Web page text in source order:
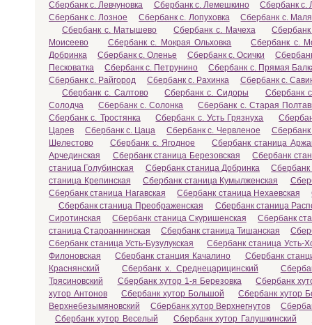
Сбербанк с. Левчуновка
Сбербанк с. Лемешкино
Сбербанк с.
Сбербанк с. Лозное
Сбербанк с. Лопуховка
Сбербанк с.
Сбербанк с. Матышево
Сбербанк с. Мачеха
Моисеево
Сбербанк с. Мокрая Ольховка
Сбербанк с.
Добринка
Сбербанк с. Оленье Сбербанк с. Осички
Песковатка
Сбербанк с. Петрунино
Сбербанк с. Прямая
Сбербанк с. Райгород
Сбербанк с. Рахинка
Сбербанк с.
Сбербанк с. Салтово
Сбербанк с. Сидоры
Сбербанк
Солодча
Сбербанк с. Солонка
Сбербанк с. Старая
Сбербанк с. Тростянка
Сбербанк с. Усть Грязнуха
Царев
Сбербанк с. Цаца Сбербанк с. Червленое
Сбербанк
Шелестово
Сбербанк с. Ягодное
Сбербанк станица
Арчединская
Сбербанк станица Березовская
Сбербанк
станица Голубинская
Сбербанк станица Добринка
Сбербанк
станица Крепинская
Сбербанк станица Кумылженская
Сбербанк станица Нагавская
Сбербанк станица Нехаевская
Сбербанк станица Преображенская
Сбербанк станица
Сиротинская
Сбербанк станица Скуришенская
Сбербанк
станица Староаннинская
Сбербанк станица Тишанская
Сбербанк станица Усть-Бузулукская
Сбербанк станица Усть-
Филоновская
Сбербанк станция Качалино
Сбербанк
Краснянский
Сбербанк х. Среднецарицинский
Трясиновский
Сбербанк хутор 1-я Березовка
Сбербанк
хутор Антонов
Сбербанк хутор Большой
Сбербанк хутор
Верхнебезымяновский
Сбербанк хутор Верхнегнутов
Сбербанк хутор Веселый
Сбербанк хутор Галушкинский